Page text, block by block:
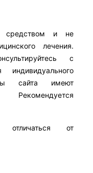
средством и не
лечения.
с
сайта имеют
Рекомендуется
от